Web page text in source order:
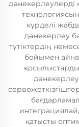
дәнекерлеулерді
күрделі
дәнекерлеу
түтіктердің
бойымен
қатысты